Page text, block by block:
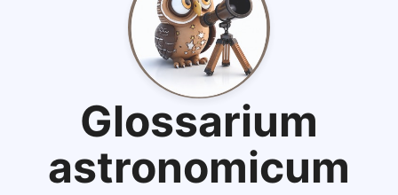
Glossarium
astronomicum